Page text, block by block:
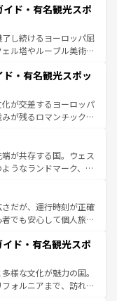
テンツ一覧を参照してほ
フラメンコ、熱気あふ
生活の一部となってい
囲気や、バルセロナの
古代ローマ遺跡や中世
なるスペインはその個
ド・有名観光スポ
し続けるヨーロッパ屈
ル塔やルーブル美術館
麗な宮殿、歴史的な大
自然が、訪れる者を心
食の国としても知ら
化遺産にも登録されて
楽しみ方が可能だ。さ
れており、どの街角に
。パリ以外の個性あふ
・有名観光スポッ
が交差するヨーロッパ
が残るロマンチック街
飽きることがない。ベ
のアルプスの絶景、そ
た風景は必見。ビール
なお、新着の
照してほしい。
が共存する国。ウェス
うなランドマーク、歴
、優雅なアフタヌーン
英国パブ、サッカー観
も豊富。イギリスを旅
だが、運行時刻が正確
でも安心して個人旅行
ならではのユニークな
なく町歩きも満喫する
め物価も高いが、旅行
あり、うまく活用すれ
ド・有名観光スポ
様な文化が魅力の国。
ォルニアまで、訪れる